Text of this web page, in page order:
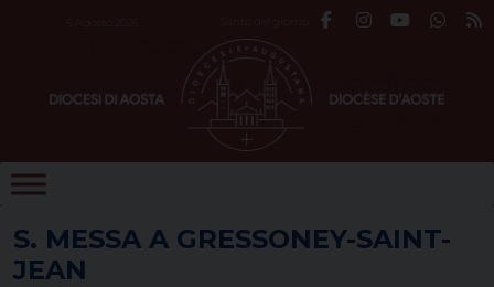
S. MESSA A GRESSONEY-SAINT-
JEAN